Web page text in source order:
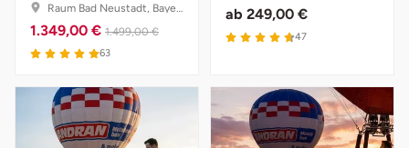
Raum Bad Neustadt, Bayern
1.349,00 € 1.499,00 €
63
ab 249,00 €
47